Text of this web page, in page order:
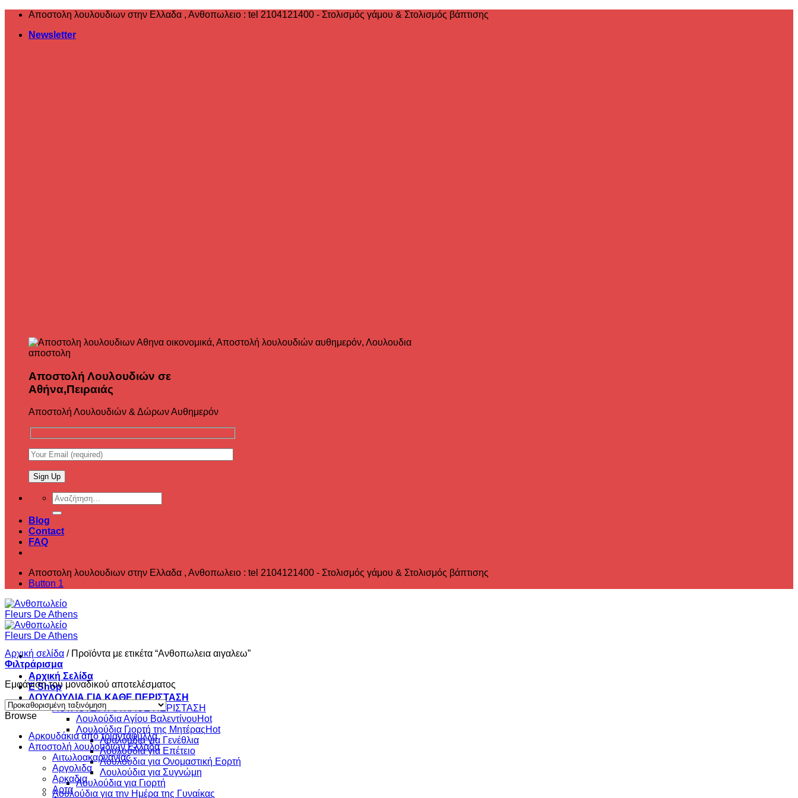
Μετάβαση
περιεχόμενο
Αποστολη λουλουδιων στην Ελλαδα , ‎Ανθοπωλειο : tel 2104121400 - Στολισμός γάμου & Στολισμός βάπτισης
Newsletter
Αποστολή Λουλουδιών σε
Αθήνα,Πειραιάς
Αποστολή Λουλουδιών & Δώρων Αυθημερόν
Αναζήτηση
για:
Blog
Contact
FAQ
Αποστολη λουλουδιων στην Ελλαδα , ‎Ανθοπωλειο : tel 2104121400 - Στολισμός γάμου & Στολισμός βάπτισης
Button 1
Αρχική Σελίδα
E Shop
ΛΟΥΛΟΥΔΙΑ ΓΙΑ ΚΑΘΕ ΠΕΡΙΣΤΑΣΗ
ΛΟΥΛΟΥΔΙΑ ΓΙΑ ΚΑΘΕ ΠΕΡΙΣΤΑΣΗ
Λουλούδια Αγίου Βαλεντίνου
Λουλούδια Γιορτή της Μητέρας
Λουλούδια για Γενέθλια
Λουλούδια για Επέτειο
Λουλούδια για Ονομαστική Εορτή
Λουλούδια για Συγνώμη
Λουλούδια για Γιορτή
Λουλούδια για την Ημέρα της Γυναίκας
Αρχική σελίδα /Προϊόντα με ετικέτα “Ανθοπωλεια αιγαλεω”
Φιλτράρισμα
Εμφάνιση του μοναδικού αποτελέσματος
Browse
Aρκουδάκια από τριαντάφυλλα
Αποστολή λουλουδιών Ελλαδα
Αιτωλοακαρνανίας
Αργολιδα
Αρκαδια
Αρτα